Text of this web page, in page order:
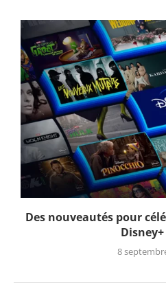
Des nouveautés pour
8